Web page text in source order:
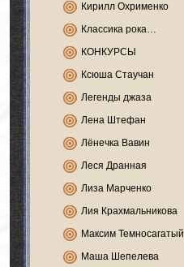
Кирилл Охрименко
Классика рока…
КОНКУРСЫ
Ксюша Стаучан
Легенды джаза
Лена Штефан
Лёнечка Вавин
Леся Дранная
Лиза Марченко
Лия Крахмальникова
Максим Темносагатый
Маша Шепелева